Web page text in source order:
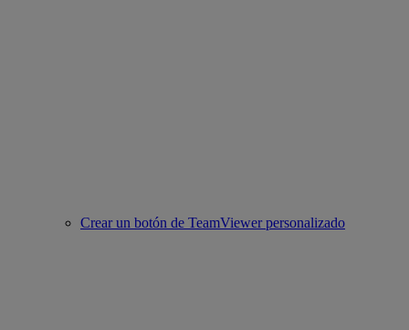
Crear un botón de TeamViewer personalizado